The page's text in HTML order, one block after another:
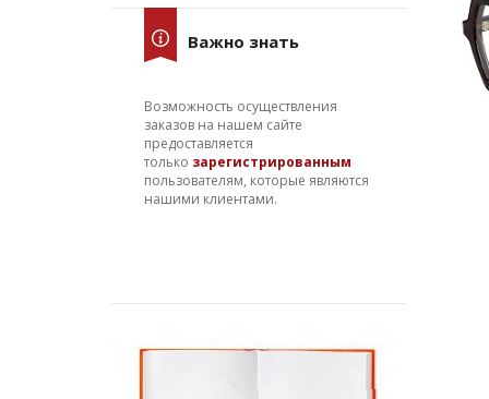
Важно знать
Возможность осуществления
заказов на нашем сайте
предоставляется
только зарегистрированным
пользователям, которые являются
нашими клиентами.